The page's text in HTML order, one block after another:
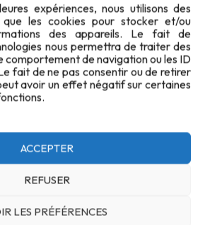
expériences, nous utilisons des
que les cookies pour stocker et/ou
des appareils. Le fait de
nous permettra de traiter des
comportement de navigation ou les ID
fait de ne pas consentir ou de retirer
avoir un effet négatif sur certaines
ACCEPTER
REFUSER
LES PRÉFÉRENCES
Cookies